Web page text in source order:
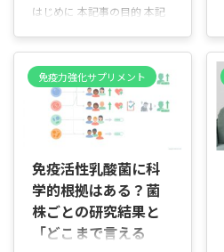
はじめに 本記事の目的 本記
わかりやすく伝えます。普段
のスキンケアだけでなく、腸
の状態を整えることが肌トラ
ブルの予防・改善につながる
理由を、具体例とやさしい言
葉で説明します。腸活サプリ
の効果や選び方、おすすめ商
品も紹介し、内側からのケア
を日常に取り入れるヒントを
提供します。 腸と肌のつなが
り 腸は栄養を吸収し、免疫を
免疫力強化サプリメント
免疫活性乳酸菌に科
学的根拠はある？菌
株ごとの研究結果と
「どこまで言える